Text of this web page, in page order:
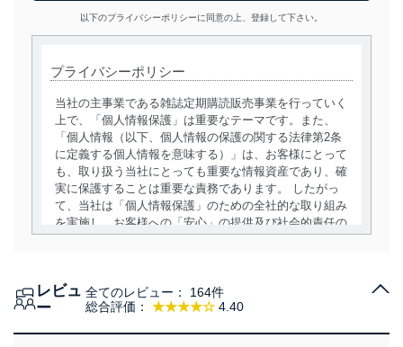
以下のプライバシーポリシーに同意の上、登録して下さい。
プライバシーポリシー
当社の主事業である雑誌定期購読販売事業を行っていく
上で、「個人情報保護」は重要なテーマです。また、
「個人情報（以下、個人情報の保護の関する法律第2条
に定義する個人情報を意味する）」は、お客様にとって
も、取り扱う当社にとっても重要な情報資産であり、確
実に保護することは重要な責務であります。 したがっ
て、当社は「個人情報保護」のための全社的な取り組み
を実施し、お客様への「安心」の提供及び社会的責任の
当社は、個人情報の取得・利用・提供に際して、その利
達成に必要な範囲内で適法かつ公正な手段によって取
レビュ
ー
総合評価： ★★★★☆ 4.40
全てのレビュー： 164件